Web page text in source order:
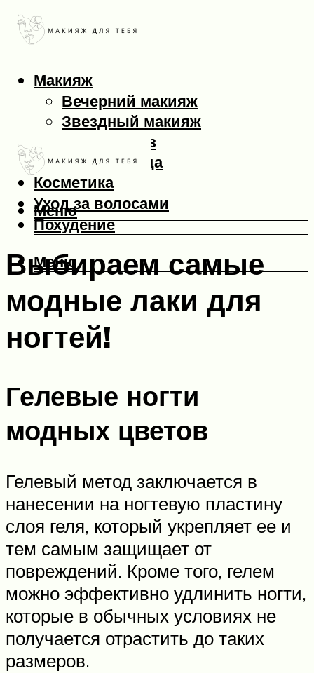
Макияж
Вечерний макияж
Звездный макияж
Макияж глаз
Макияж лица
Косметика
Уход за волосами
Похудение
Меню
Меню
Выбираем самые
модные лаки для
ногтей!
Гелевые ногти
модных цветов
Гелевый метод заключается в
нанесении на ногтевую пластину
слоя геля, который укрепляет ее и
тем самым защищает от
повреждений. Кроме того, гелем
можно эффективно удлинить ногти,
которые в обычных условиях не
получается отрастить до таких
размеров.